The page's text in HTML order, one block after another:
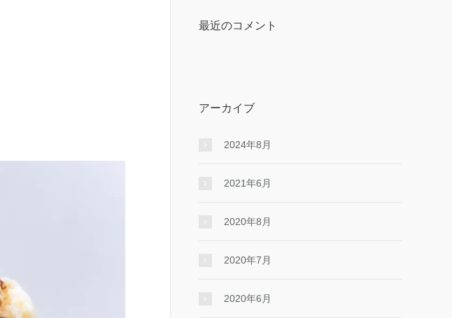
最近のコメント
アーカイブ
2024年8月
2021年6月
2020年8月
2020年7月
2020年6月